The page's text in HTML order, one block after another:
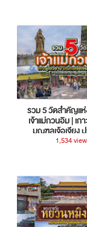
รวม 5 วัดสำคัญแห่
เจ้าแม่กวนอิม | เก
มณฑลเจ้อเจียง
1,534